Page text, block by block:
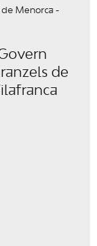
de Menorca -
de